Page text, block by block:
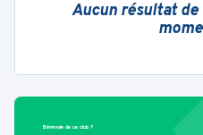
Aucun résultat
Bénévole de ce club ?